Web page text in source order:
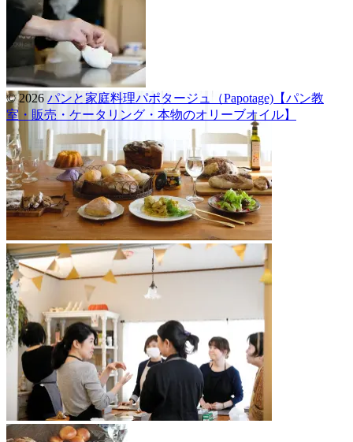
© 2026 パンと家庭料理パポタージュ（Papotage)【パン教
室・販売・ケータリング・本物のオリーブオイル】